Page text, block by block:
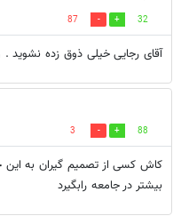
32
87
آقای رجایی خیلی ذوق زده نشوید .
88
3
کاش کسی از تصمیم گیران به این
بیشتر در جامعه رابگیرد